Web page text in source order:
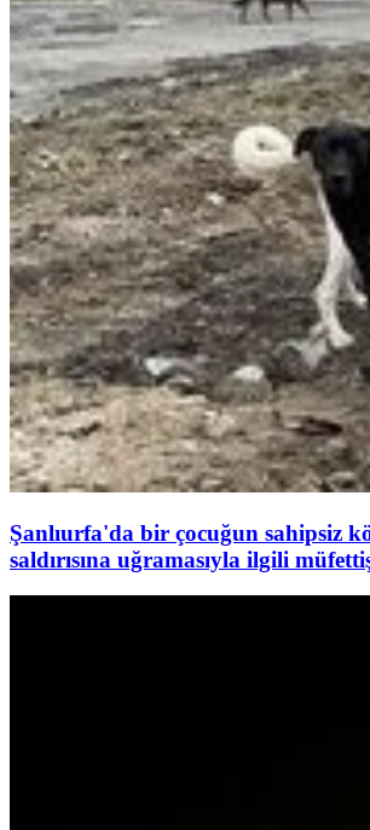
Şanlıurfa'da bir çocuğun sahipsiz
saldırısına uğramasıyla ilgili